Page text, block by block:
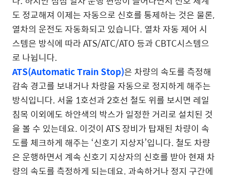
도 정교해져 이제는 자동으로 신호를 통제하는 것은 물론,
열차의 운전도 자동화되고 있습니다. 열차 자동 제어 시
스템은 방식에 따라 ATS/ATC/ATO 등과 CBTC시스템으
로 나뉩니다.
ATS(Automatic Train Stop)은 차량의 속도를 측정해
감속 경고를 보내거나 차량을 자동으로 정지하게 해주는
방식입니다. 서울 1호선과 2호선 철도 위를 보시면 레일
침목 이외에도 하얀색의 박스가 일정한 거리로 설치된 것
을 볼 수 있는데요. 이것이 ATS 장비가 탑재된 차량이 속
도를 체크하게 해주는 ‘신호기 지상자’입니다. 철도 차량
은 운행하면서 계속 신호기 지상자의 신호를 받아 현재 차
량의 속도를 측정하게 되는데요. 과속하거나 정지 구간에